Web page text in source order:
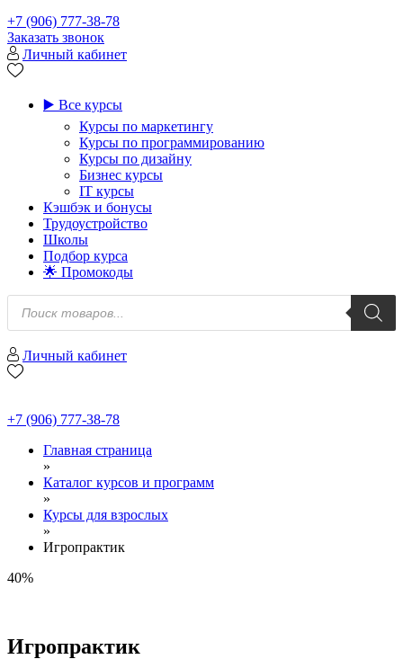
+7 (906) 777-38-78
Заказать звонок
Личный кабинет
▶️ Все курсы
Курсы по маркетингу
Курсы по программированию
Курсы по дизайну
Бизнес курсы
IT курсы
Кэшбэк и бонусы
Трудоустройство
Школы
Подбор курса
🌟 Промокоды
Поиск
товаров
Личный кабинет
+7 (906) 777-38-78
Главная страница
»
Каталог курсов и программ
»
Курсы для взрослых
»
Игропрактик
40%
Игропрактик